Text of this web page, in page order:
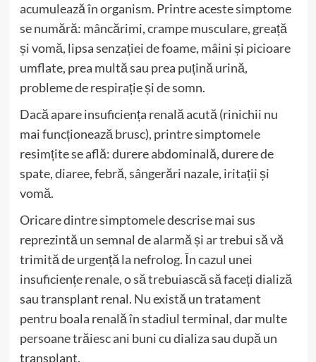
acumulează în organism. Printre aceste simptome
se numără: mâncărimi, crampe musculare, greață
și vomă, lipsa senzației de foame, mâini și picioare
umflate, prea multă sau prea puțină urină,
probleme de respirație și de somn.
Dacă apare insuficiența renală acută (rinichii nu
mai funcționează brusc), printre simptomele
resimțite se află: durere abdominală, durere de
spate, diaree, febră, sângerări nazale, iritații și
vomă.
Oricare dintre simptomele descrise mai sus
reprezintă un semnal de alarmă și ar trebui să vă
trimită de urgență la nefrolog. În cazul unei
insuficiențe renale, o să trebuiască să faceți dializă
sau transplant renal. Nu există un tratament
pentru boala renală în stadiul terminal, dar multe
persoane trăiesc ani buni cu dializa sau după un
transplant.